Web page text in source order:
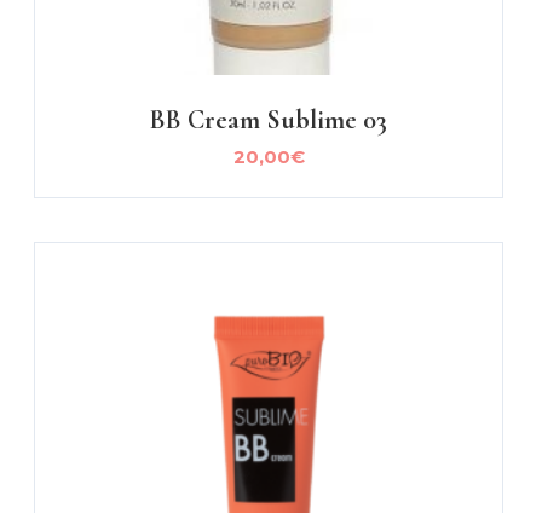
BB Cream Sublime 03
20,00€